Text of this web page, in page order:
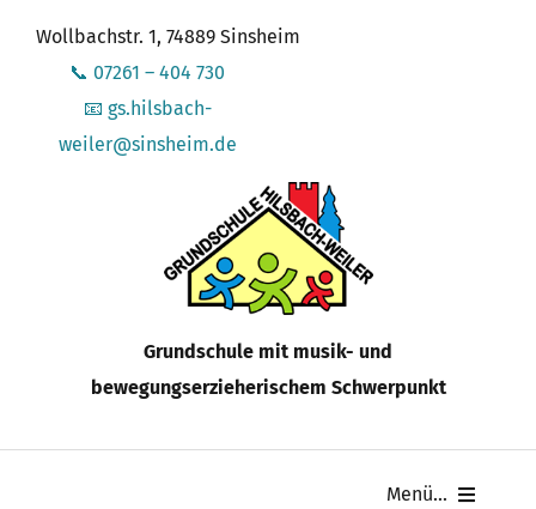
Wollbachstr. 1, 74889 Sinsheim
📞 07261 – 404 730
📧 gs.hilsbach-
weiler@sinsheim.de
Grundschule mit musik- und
bewegungserzieherischem Schwerpunkt
Menü...